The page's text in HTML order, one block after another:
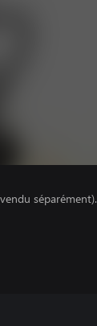
séparément).